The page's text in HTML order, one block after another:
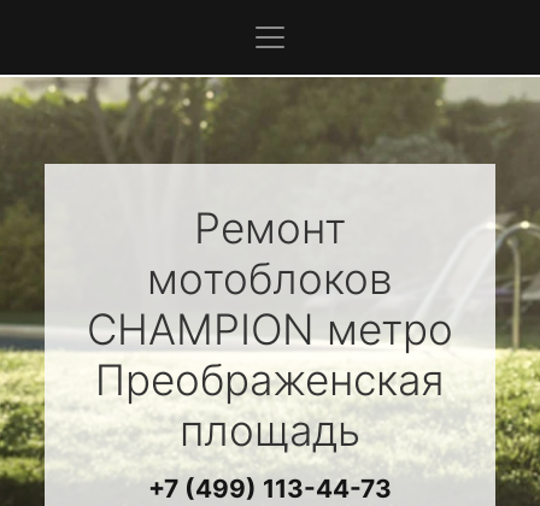
Ремонт
мотоблоков
CHAMPIONметро
Преображенская
площадь
+7 (499) 113-44-73